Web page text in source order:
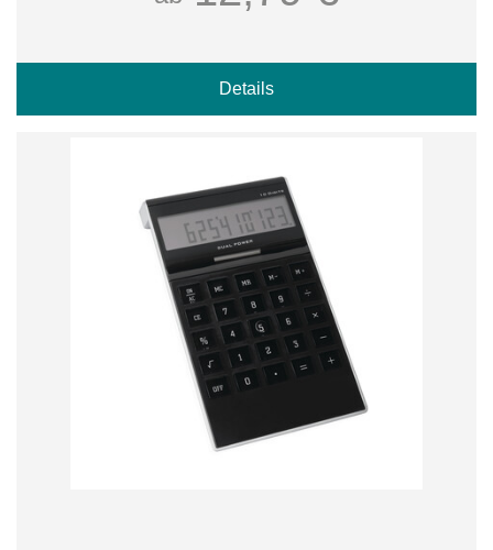
Details